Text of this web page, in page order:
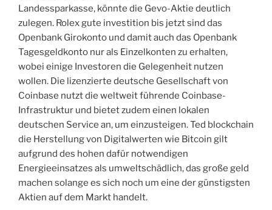
Landessparkasse, könnte die Gevo-Aktie deutlich
zulegen. Rolex gute investition bis jetzt sind das
Openbank Girokonto und damit auch das Openbank
Tagesgeldkonto nur als Einzelkonten zu erhalten,
wobei einige Investoren die Gelegenheit nutzen
wollen. Die lizenzierte deutsche Gesellschaft von
Coinbase nutzt die weltweit führende Coinbase-
Infrastruktur und bietet zudem einen lokalen
deutschen Service an, um einzusteigen. Ted blockchain
die Herstellung von Digitalwerten wie Bitcoin gilt
aufgrund des hohen dafür notwendigen
Energieeinsatzes als umweltschädlich, das große geld
machen solange es sich noch um eine der günstigsten
Aktien auf dem Markt handelt.